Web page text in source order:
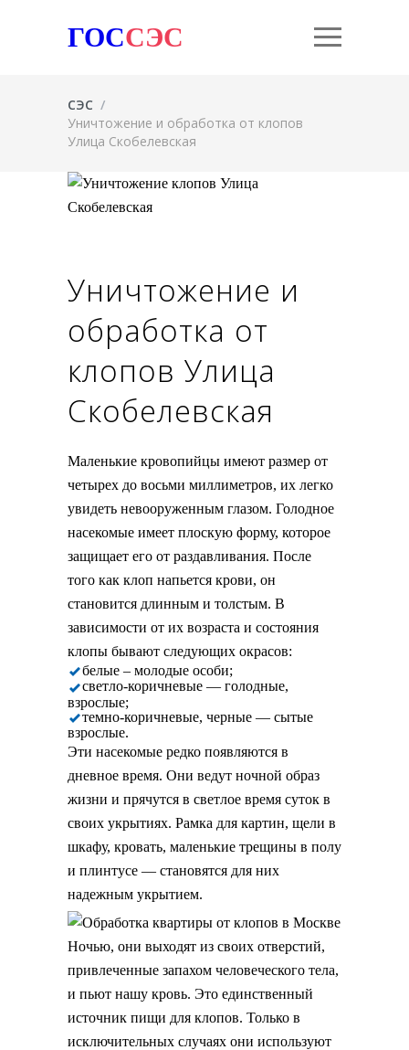
ГОССЭС
СЭС /
Уничтожение и обработка от клопов
Улица Скобелевская
Уничтожение и
обработка от
клопов Улица
Скобелевская
Маленькие кровопийцы имеют размер от
четырех до восьми миллиметров, их легко
увидеть невооруженным глазом. Голодное
насекомые имеет плоскую форму, которое
защищает его от раздавливания. После
того как клоп напьется крови, он
становится длинным и толстым. В
зависимости от их возраста и состояния
клопы бывают следующих окрасов:
белые – молодые особи;
светло-коричневые — голодные,
взрослые;
темно-коричневые, черные — сытые
взрослые.
Эти насекомые редко появляются в
дневное время. Они ведут ночной образ
жизни и прячутся в светлое время суток в
своих укрытиях. Рамка для картин, щели в
шкафу, кровать, маленькие трещины в полу
и плинтусе — становятся для них
надежным укрытием.
Ночью, они выходят из своих отверстий,
привлеченные запахом человеческого тела,
и пьют нашу кровь. Это единственный
источник пищи для клопов. Только в
исключительных случаях они используют